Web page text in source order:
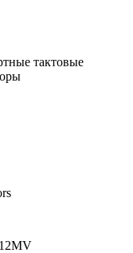
тактовые